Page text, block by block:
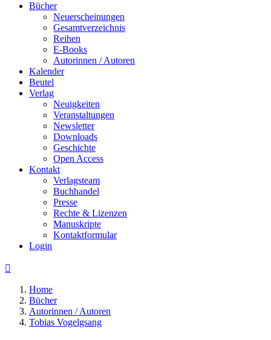
Bücher
Neuerscheinungen
Gesamtverzeichnis
Reihen
E-Books
Autorinnen / Autoren
Kalender
Beutel
Verlag
Neuigkeiten
Veranstaltungen
Newsletter
Downloads
Geschichte
Open Access
Kontakt
Verlagsteam
Buchhandel
Presse
Rechte & Lizenzen
Manuskripte
Kontaktformular
Login

Home
Bücher
Autorinnen / Autoren
Tobias Vogelgsang